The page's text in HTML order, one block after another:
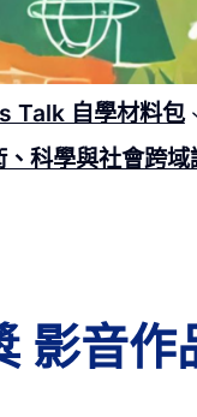
Talk 自學材料包
、科學與社會跨域
影音